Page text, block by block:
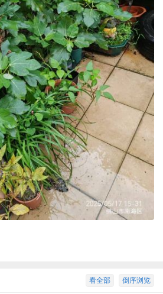
倒序浏览
看全部